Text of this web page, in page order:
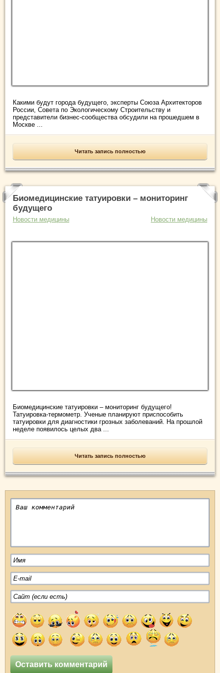
Какими будут города будущего, эксперты Союза Архитекторов
России, Совета по Экологическому Строительству и
представители бизнес-сообщества обсудили на прошедшем в
Москве ...
Читать запись полностью
Биомедицинские татуировки – мониторинг
будущего
Новости медицины Новости медицины
Биомедицинские татуировки – мониторинг будущего!
Татуировка-термометр. Ученые планируют приспособить
татуировки для диагностики грозных заболеваний. На прошлой
неделе появилось целых два ...
Читать запись полностью